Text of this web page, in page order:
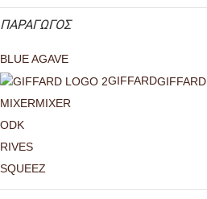
ΠΑΡΑΓΩΓΟΣ
BLUE AGAVE
GIFFARDGIFFARD
MIXERMIXER
ODK
RIVES
SQUEEZ